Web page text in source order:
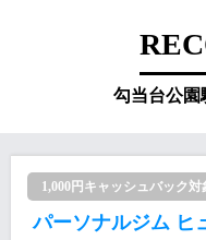
勾当台公園
1,000円キャッシュバック対
パーソナルジム ヒ